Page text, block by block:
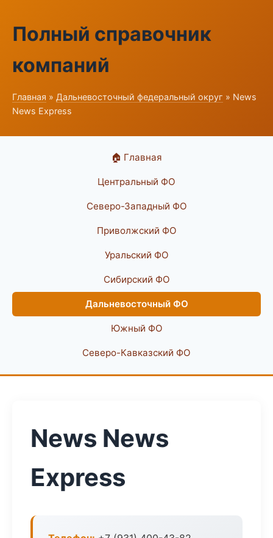
Полный справочник
компаний
Главная » Дальневосточный федеральный округ » News
News Express
🏠 Главная
Центральный ФО
Северо-Западный ФО
Приволжский ФО
Уральский ФО
Сибирский ФО
Дальневосточный ФО
Южный ФО
Северо-Кавказский ФО
News News
Express